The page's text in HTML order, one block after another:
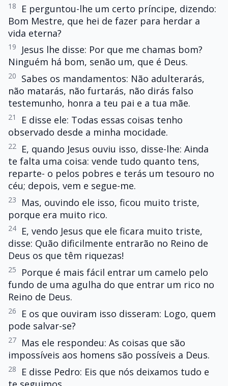
18
E perguntou-lhe um certo príncipe, dizendo:
Bom Mestre, que hei de fazer para herdar a
vida eterna?
19
Jesus lhe disse: Por que me chamas bom?
Ninguém há bom, senão um, que é Deus.
20
Sabes os mandamentos: Não adulterarás,
não matarás, não furtarás, não dirás falso
testemunho, honra a teu pai e a tua mãe.
21
E disse ele: Todas essas coisas tenho
observado desde a minha mocidade.
22
E, quando Jesus ouviu isso, disse-lhe: Ainda
te falta uma coisa: vende tudo quanto tens,
reparte- o pelos pobres e terás um tesouro no
céu; depois, vem e segue-me.
23
Mas, ouvindo ele isso, ficou muito triste,
porque era muito rico.
24
E, vendo Jesus que ele ficara muito triste,
disse: Quão dificilmente entrarão no Reino de
Deus os que têm riquezas!
25
Porque é mais fácil entrar um camelo pelo
fundo de uma agulha do que entrar um rico no
Reino de Deus.
26
E os que ouviram isso disseram: Logo, quem
pode salvar-se?
27
Mas ele respondeu: As coisas que são
impossíveis aos homens são possíveis a Deus.
28
E disse Pedro: Eis que nós deixamos tudo e